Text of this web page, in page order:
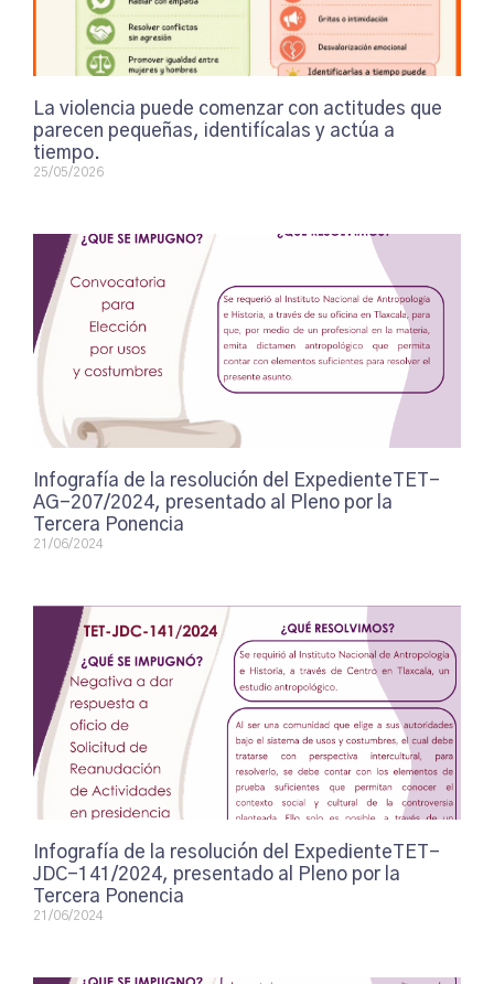
La violencia puede comenzar con actitudes que
parecen pequeñas, identifícalas y actúa a
tiempo.
25/05/2026
Infografía de la resolución del ExpedienteTET-
AG-207/2024, presentado al Pleno por la
Tercera Ponencia
21/06/2024
Infografía de la resolución del ExpedienteTET-
JDC-141/2024, presentado al Pleno por la
Tercera Ponencia
21/06/2024